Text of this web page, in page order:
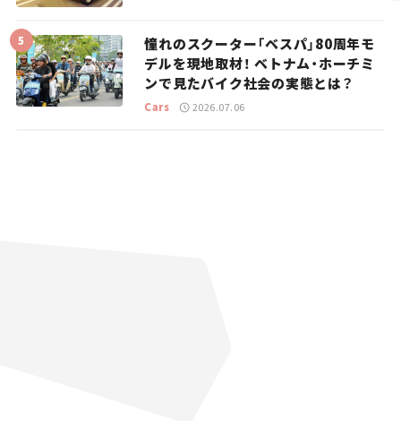
憧れのスクーター「ベスパ」80周年モ
デルを現地取材！ ベトナム・ホーチミ
ンで見たバイク社会の実態とは？
Cars 2026.07.06